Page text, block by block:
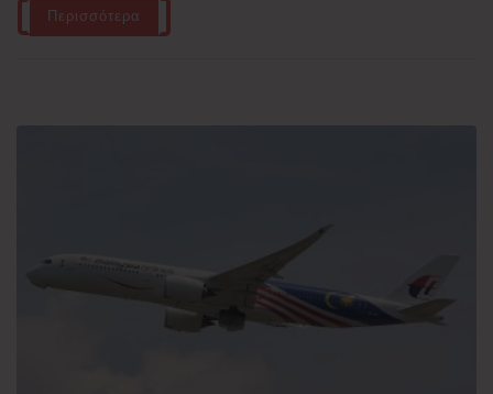
Περισσότερα